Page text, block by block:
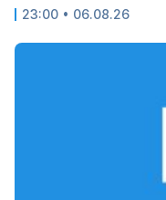
23:00 • 06.08.26